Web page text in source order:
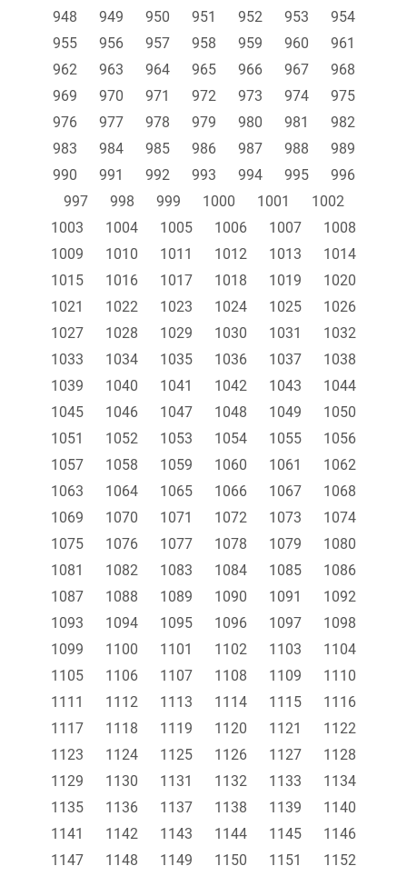
948
949 950 951 952 953
954
955
956 957 958 959 960
961
962
963 964 965 966 967
968
969
970 971 972 973 974
975
976
977 978 979 980 981
982
983
984 985 986 987 988
989
990
991 992 993 994 995
996
997
998 999 1000 1001
1002
1003
1004 1005 1006 1007
1008
1009
1010 1011 1012 1013
1014
1015
1016 1017 1018 1019
1020
1021
1022 1023 1024 1025
1026
1027
1028 1029 1030 1031
1032
1033
1034 1035 1036 1037
1038
1039
1040 1041 1042 1043
1044
1045
1046 1047 1048 1049
1050
1051
1052 1053 1054 1055
1056
1057
1058 1059 1060 1061
1062
1063
1064 1065 1066 1067
1068
1069
1070 1071 1072 1073
1074
1075
1076 1077 1078 1079
1080
1081
1082 1083 1084 1085
1086
1087
1088 1089 1090 1091
1092
1093
1094 1095 1096 1097
1098
1099
1100 1101 1102 1103
1104
1105
1106 1107 1108 1109
1110
1111
1112 1113 1114 1115
1116
1117
1118 1119 1120 1121
1122
1123
1124 1125 1126 1127
1128
1129
1130 1131 1132 1133
1134
1135
1136 1137 1138 1139
1140
1141
1142 1143 1144 1145
1146
1147
1148 1149 1150 1151 1152